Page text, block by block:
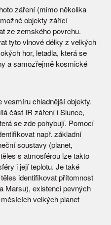
záření (mimo několika
objekty zářící
ze zemského povrchu.
tyto vlnové délky z velkých
hor, letadla, která se
a samozřejmě kosmické
chladnější objekty.
část IR záření i Slunce,
se zde pohybují. Pomocí
např. základní
soustavy (planet,
s atmosférou lze takto
i její teplotu. Je také
identifikovat přítomnost
Marsu), existenci pevných
velkých planet